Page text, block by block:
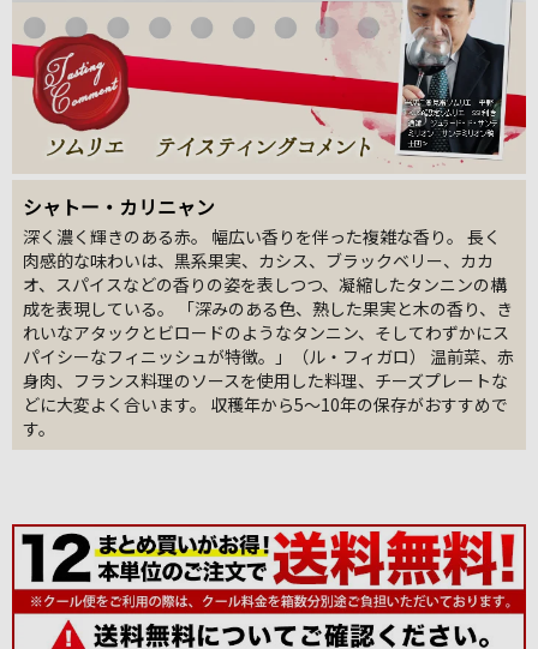
シャトー・カリニャン
深く濃く輝きのある赤。 幅広い香りを伴った複雑な香り。 長く
肉感的な味わいは、黒系果実、カシス、ブラックベリー、カカ
オ、スパイスなどの香りの姿を表しつつ、凝縮したタンニンの構
成を表現している。 「深みのある色、熟した果実と木の香り、き
れいなアタックとビロードのようなタンニン、そしてわずかにス
パイシーなフィニッシュが特徴。」（ル・フィガロ） 温前菜、赤
身肉、フランス料理のソースを使用した料理、チーズプレートな
どに大変よく合います。 収穫年から5～10年の保存がおすすめで
す。